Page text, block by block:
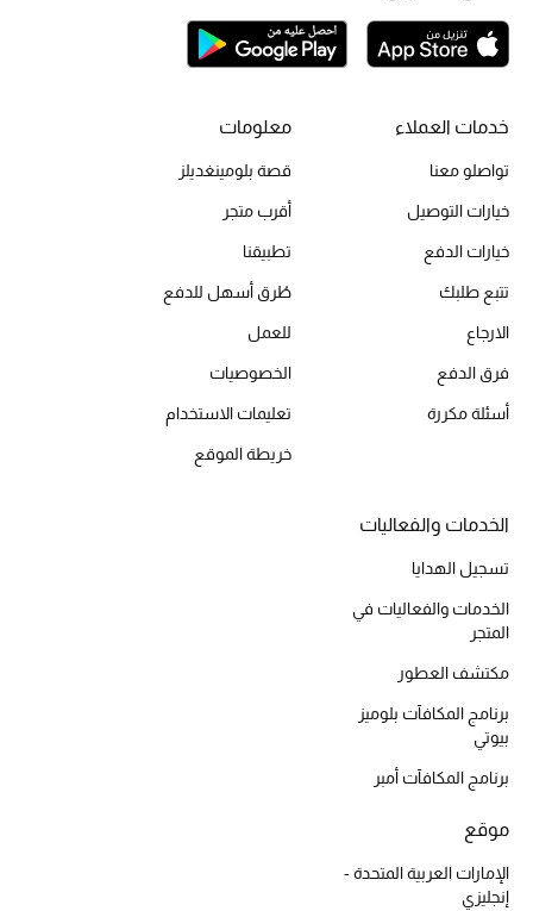
أحذية النسائية
الأحذية الرجالية
أبرز المصممين
جميع مستحضرات الجمال
الجديد في عالم الجمال
الأكثر مبيعاً
العطور
خدمات العملاء
تواصلو معنا
خيارات التوصيل
خيارات الدفع
تتبع طلبك
الارجاع
فرق الدفع
أسئلة مكررة
معلومات
قصة بلومينغديلز
أقرب متجر
تطبيقنا
طُرق أسهل للدفع
للعمل
الخصوصيات
تعليمات الاستخدام
خريطة الموقع
الخدمات والفعاليات
تسجيل الهدايا
الخدمات والفعاليات في
المتجر
مكتشف العطور
برنامج المكافآت بلوميز
بيوتي
برنامج المكافآت أمبر
موقع
الإمارات العربية المتحدة -
إنجليزي